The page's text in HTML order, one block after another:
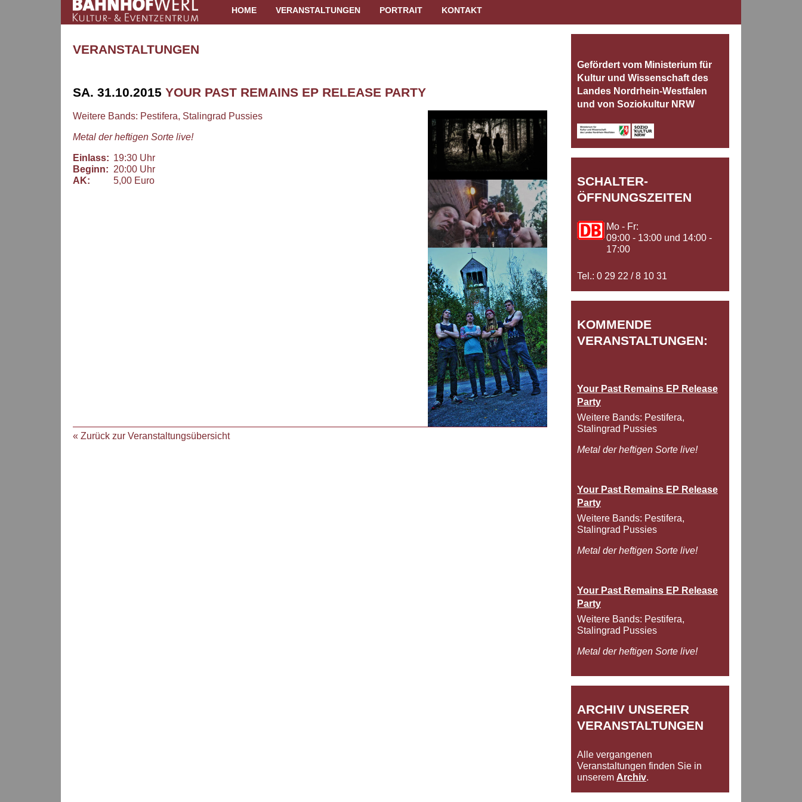
HOME VERANSTALTUNGEN PORTRAIT KONTAKT
VERANSTALTUNGEN
SA. 31.10.2015 YOUR PAST REMAINS EP RELEASE PARTY
Weitere Bands: Pestifera, Stalingrad Pussies
Metal der heftigen Sorte live!
Einlass: 19:30 Uhr
Beginn: 20:00 Uhr
AK:
5,00 Euro
« Zurück zur Veranstaltungsübersicht
Gefördert vom Ministerium für
Kultur und Wissenschaft des
Landes Nordrhein‐Westfalen
und von Soziokultur NRW
SCHALTER-
ÖFFNUNGSZEITEN
Mo - Fr:
09:00 - 13:00 und 14:00 -
17:00
Tel.: 0 29 22 / 8 10 31
KOMMENDE
VERANSTALTUNGEN:
Your Past Remains EP Release
Party
Weitere Bands: Pestifera,
Stalingrad Pussies
Metal der heftigen Sorte live!
Your Past Remains EP Release
Party
Weitere Bands: Pestifera,
Stalingrad Pussies
Metal der heftigen Sorte live!
Your Past Remains EP Release
Party
Weitere Bands: Pestifera,
Stalingrad Pussies
Metal der heftigen Sorte live!
ARCHIV UNSERER
VERANSTALTUNGEN
Alle vergangenen
Veranstaltungen finden Sie in
unserem Archiv.